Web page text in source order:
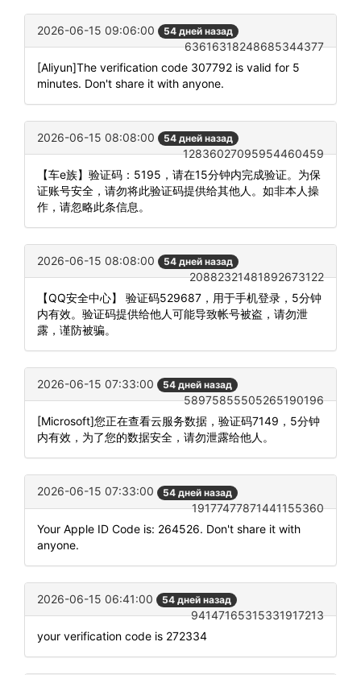
2026-06-15 09:06:00 54 дней назад
63616318248685344377
[Aliyun]The verification code 307792 is valid for 5
minutes. Don't share it with anyone.
2026-06-15 08:08:00 54 дней назад
12836027095954460459
【车e族】验证码：5195，请在15分钟内完成验证。为保
证账号安全，请勿将此验证码提供给其他人。如非本人操
作，请忽略此条信息。
2026-06-15 08:08:00 54 дней назад
20882321481892673122
【QQ安全中心】 验证码529687，用于手机登录，5分钟
内有效。验证码提供给他人可能导致帐号被盗，请勿泄
露，谨防被骗。
2026-06-15 07:33:00 54 дней назад
58975855505265190196
[Microsoft]您正在查看云服务数据，验证码7149，5分钟
内有效，为了您的数据安全，请勿泄露给他人。
2026-06-15 07:33:00 54 дней назад
19177477871441155360
Your Apple ID Code is: 264526. Don't share it with
anyone.
2026-06-15 06:41:00 54 дней назад
94147165315331917213
your verification code is 272334